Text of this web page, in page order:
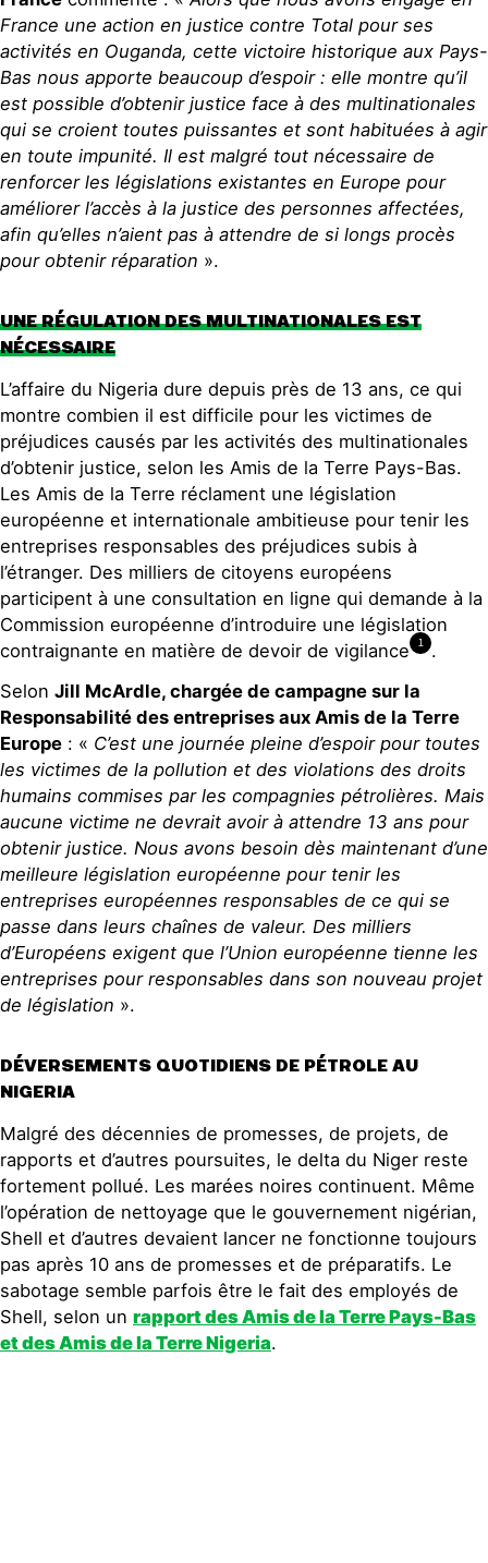
France une action en justice contre Total pour ses
activités en Ouganda, cette victoire historique aux Pays-
Bas nous apporte beaucoup d’espoir : elle montre qu’il
est possible d’obtenir justice face à des multinationales
qui se croient toutes puissantes et sont habituées à agir
en toute impunité. Il est malgré tout nécessaire de
renforcer les législations existantes en Europe pour
améliorer l’accès à la justice des personnes affectées,
afin qu’elles n’aient pas à attendre de si longs procès
pour obtenir réparation ».
UNE RÉGULATION DES MULTINATIONALES EST
NÉCESSAIRE
L’affaire du Nigeria dure depuis près de 13 ans, ce qui
montre combien il est difficile pour les victimes de
préjudices causés par les activités des multinationales
d’obtenir justice, selon les Amis de la Terre Pays-Bas.
Les Amis de la Terre réclament une législation
européenne et internationale ambitieuse pour tenir les
entreprises responsables des préjudices subis à
l’étranger. Des milliers de citoyens européens
participent à une consultation en ligne qui demande à la
Commission européenne d’introduire une législation
contraignante en matière de devoir de vigilance
1
.
Selon Jill McArdle, chargée de campagne sur la
Responsabilité des entreprises aux Amis de la Terre
Europe : « C’est une journée pleine d’espoir pour toutes
les victimes de la pollution et des violations des droits
humains commises par les compagnies pétrolières. Mais
aucune victime ne devrait avoir à attendre 13 ans pour
obtenir justice. Nous avons besoin dès maintenant d’une
meilleure législation européenne pour tenir les
entreprises européennes responsables de ce qui se
passe dans leurs chaînes de valeur. Des milliers
d’Européens exigent que l’Union européenne tienne les
entreprises pour responsables dans son nouveau projet
de législation ».
DÉVERSEMENTS QUOTIDIENS DE PÉTROLE AU
NIGERIA
Malgré des décennies de promesses, de projets, de
rapports et d’autres poursuites, le delta du Niger reste
fortement pollué. Les marées noires continuent. Même
l’opération de nettoyage que le gouvernement nigérian,
Shell et d’autres devaient lancer ne fonctionne toujours
pas après 10 ans de promesses et de préparatifs. Le
sabotage semble parfois être le fait des employés de
Shell, selon un rapport des Amis de la Terre Pays-Bas
et des Amis de la Terre Nigeria.